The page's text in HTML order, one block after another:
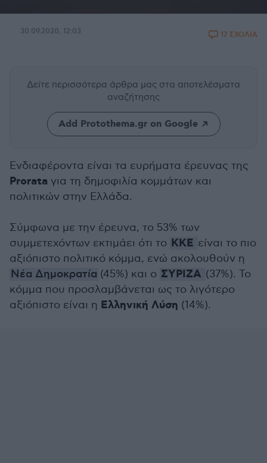
30.09.2020, 12:03 17 ΣΧΟΛΙΑ
Δείτε περισσότερα άρθρα μας στα αποτελέσματα
αναζήτησης
Add Protothema.gr on Google
Ενδιαφέροντα είναι τα ευρήματα έρευνας της
Prorata για τη δημοφιλία κομμάτων και
πολιτικών στην Ελλάδα.
Σύμφωνα με την έρευνα, το 53% των
συμμετεχόντων εκτιμάει ότι το ΚΚΕ είναι το πιο
αξιόπιστο πολιτικό κόμμα, ενώ ακολουθούν η
Νέα Δημοκρατία (45%) και ο ΣΥΡΙΖΑ (37%). Το
κόμμα που προσλαμβάνεται ως το λιγότερο
αξιόπιστο είναι η Ελληνική Λύση (14%).